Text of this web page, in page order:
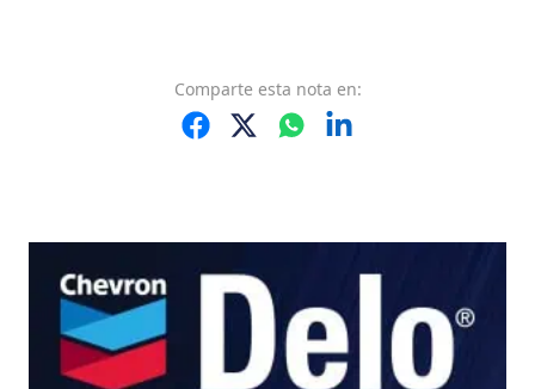
Comparte esta nota en: